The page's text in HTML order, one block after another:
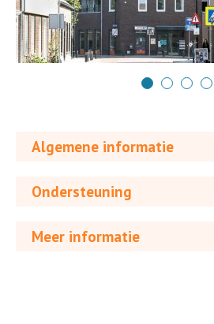
Algemene informatie
Ondersteuning
Meer informatie